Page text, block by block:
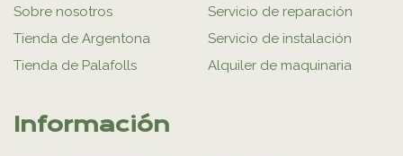
Sobre nosotros
Tienda de Argentona
Tienda de Palafolls
Servicio de reparación
Servicio de instalación
Alquiler de maquinaria
Información